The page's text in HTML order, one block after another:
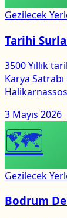
Gezilecek
Tarihi
3500 Yıllık
Karya
3 Mayıs 2026
🗺
Gezilecek
Bodrum